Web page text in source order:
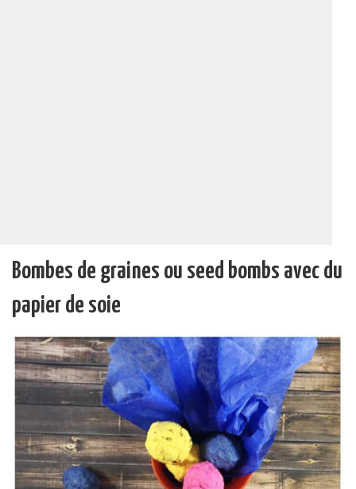
Bombes de graines ou seed bombs avec du
papier de soie